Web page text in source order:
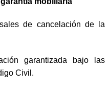
de cancelación de la
garantizada bajo las
Civil.